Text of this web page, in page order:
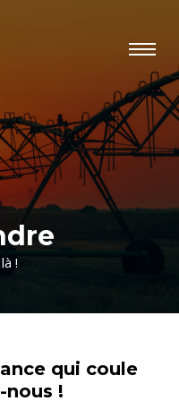
!
qui coule
nous !